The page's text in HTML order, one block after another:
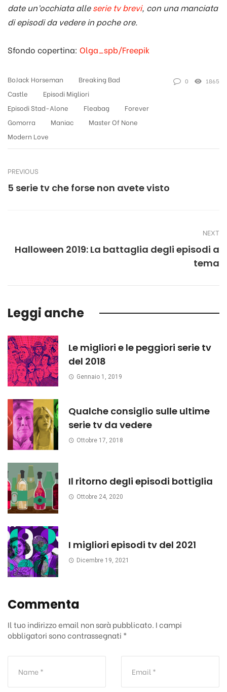
date un’occhiata alleserie tv brevi, con una manciata
di episodi da vedere in poche ore.
Sfondo copertina: Olga_spb/Freepik
BoJack Horseman
Breaking Bad
Castle
Episodi Migliori
Episodi Stad-Alone
Fleabag
Forever
Gomorra
Maniac
Master Of None
Modern Love
0 1865
PREVIOUS
5 serie tv che forse non avete visto
NEXT
Halloween 2019: La battaglia degli episodi a
tema
Leggi anche
Le migliori e le peggiori serie tv
del 2018
Gennaio 1, 2019
Qualche consiglio sulle ultime
serie tv da vedere
Ottobre 17, 2018
Il ritorno degli episodi bottiglia
Ottobre 24, 2020
I migliori episodi tv del 2021
Dicembre 19, 2021
Commenta
Il tuo indirizzo email non sarà pubblicato. I campi
obbligatori sono contrassegnati *